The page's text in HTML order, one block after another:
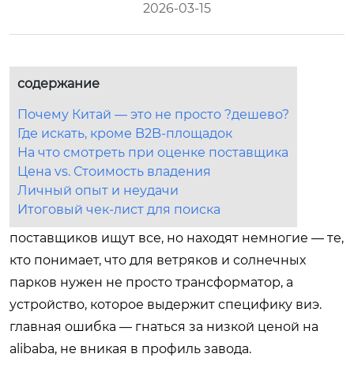
2026-03-15
содержание
Почему Китай — это не просто ?дешево?
Где искать, кроме B2B-площадок
На что смотреть при оценке поставщика
Цена vs. Стоимость владения
Личный опыт и неудачи
Итоговый чек-лист для поиска
поставщиков ищут все, но находят немногие — те,
кто понимает, что для ветряков и солнечных
парков нужен не просто трансформатор, а
устройство, которое выдержит специфику виэ.
главная ошибка — гнаться за низкой ценой на
alibaba, не вникая в профиль завода.